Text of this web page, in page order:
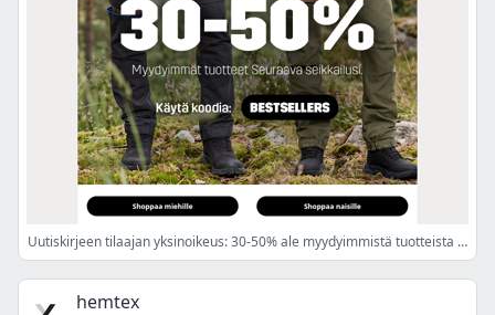
Uutiskirjeen tilaajan yksinoikeus: 30-50% ale myydyimmistä tuotteista 🔥
hemtex